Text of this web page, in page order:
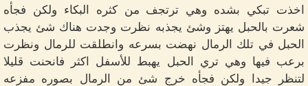
اخذت تبكي بشده وهي ترتجف من كثره البكاء ولكن فجأه
شعرت بالحبل يهتز وشئ يجذبه نظرت وجدت هناك شئ يجذب
الحبل في تلك الرمال نهضت بسرعه وانطلقت للرمال ونظرت
برعب فيها وهي تري الحبل يهبط للأسفل اكثر فانحنت قليلا
لتنظر جيدا ولكن فجأه خرج شئ من الرمال بصوره مفزعه